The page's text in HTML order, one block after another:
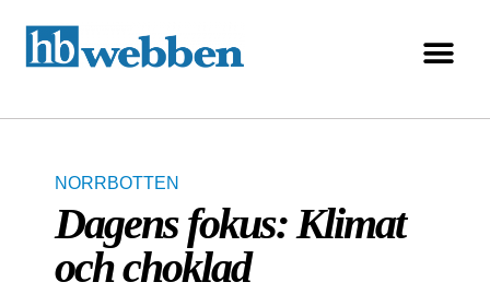
NORRBOTTEN
Dagens fokus: Klimat
och choklad